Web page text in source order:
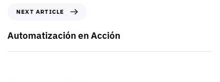
NEXT ARTICLE
Automatización en Acción